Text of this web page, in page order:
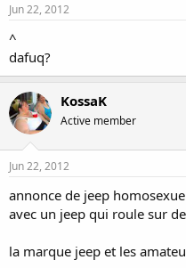
Jun 22, 2012
^
dafuq?
KossaK
Active member
Jun 22, 2012
annonce de jeep
avec un jeep qui roule sur
la marque jeep et les